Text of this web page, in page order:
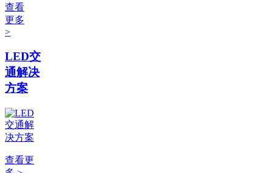
查看
更多
>
LED交
通解决
方案
查看更